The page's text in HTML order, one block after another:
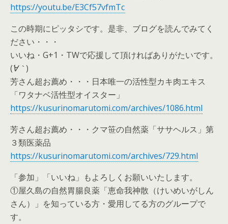
https://youtu.be/E3Cf57vfmTc
この時期にピッタシです。是非、ブログを読んでみてく
ださい・・・
いいね・G+1・TWで応援して頂ければありがたいです。
(´∀｀)
芳さん超お薦め・・・日本唯一の活性型カキ肉エキス
「ワタナベ活性型オイスター」
https://kusurinomarutomi.com/archives/1086.html
芳さん超お薦め・・・クマ笹の自然薬「ササヘルス」第
３類医薬品
https://kusurinomarutomi.com/archives/729.html
「参加」「いいね」もよろしくお願いいたします。
①屋久島の自然胃腸良薬「恵命我神散（けいめいがしん
さん）」を知っている方・愛用してる方のグループで
す。